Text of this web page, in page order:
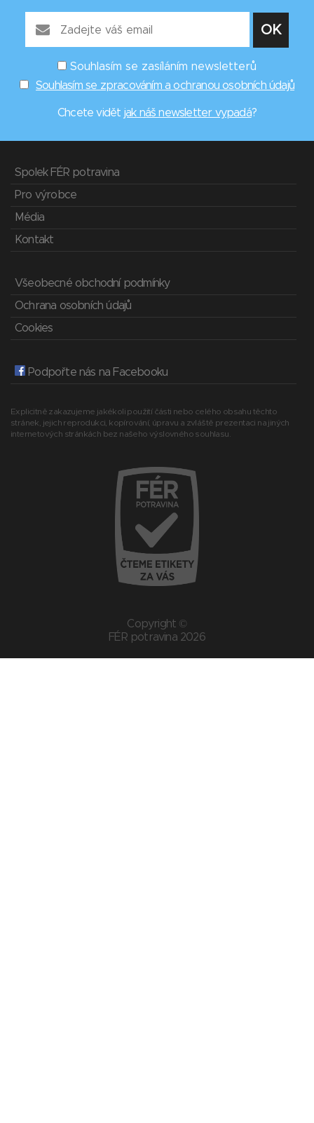
Souhlasím se zasíláním newsletterů
Souhlasím se zpracováním a ochranou osobních údajů
Chcete vidět jak náš newsletter vypadá?
Spolek FÉR potravina
Pro výrobce
Média
Kontakt
Všeobecné obchodní podmínky
Ochrana osobních údajů
Cookies
Podpořte nás na Facebooku
Explicitně zakazujeme jakékoli použití části nebo celého obsahu těchto
stránek, jejich reprodukci, kopírování, úpravu a zvláště prezentaci na jiných
internetových stránkách bez našeho výslovného souhlasu.
Copyright ©
FÉR potravina 2026